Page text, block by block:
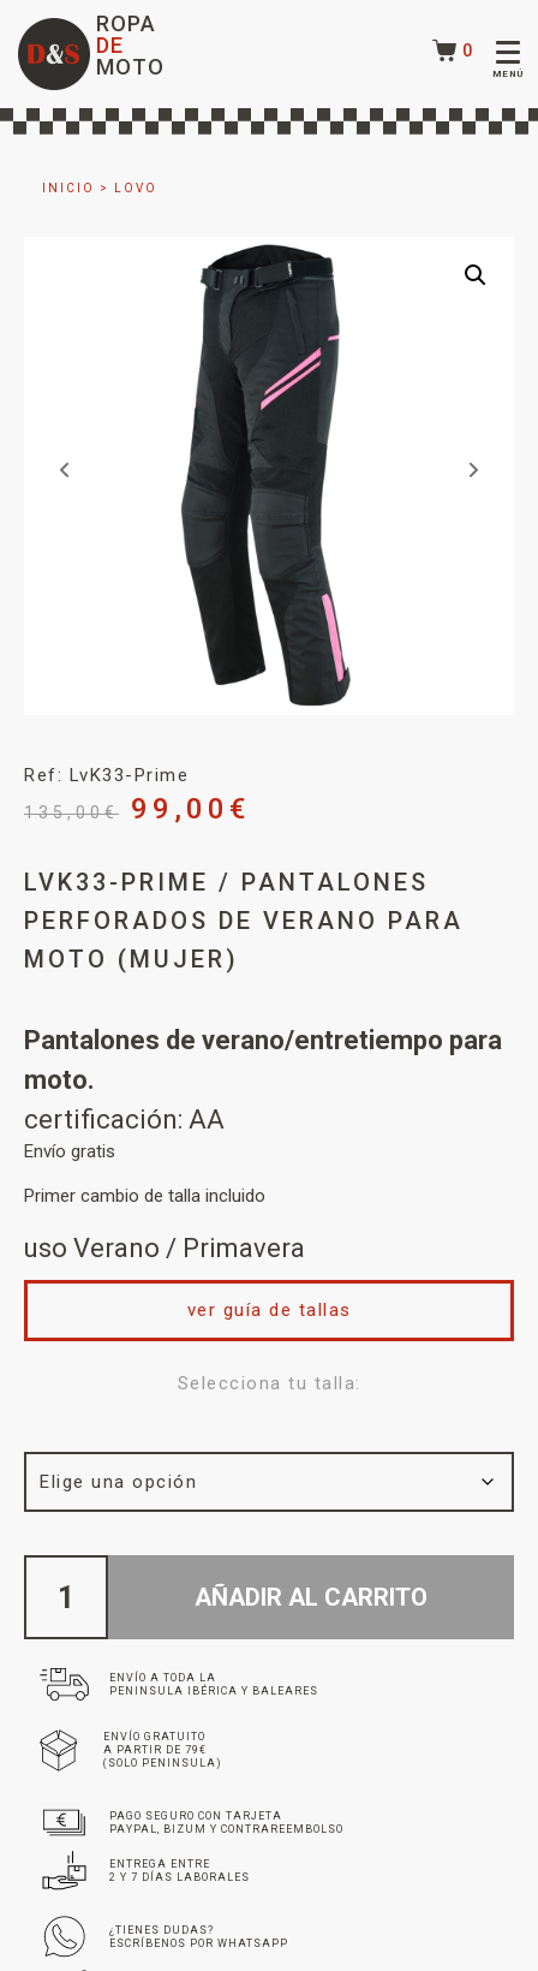
ROPA
DE
MOTO
0
INICIO > LOVO
Ref: LvK33-Prime
135,00€ 99,00 €
LVK33-PRIME / PANTALONES
PERFORADOS DE VERANO PARA
MOTO (MUJER)
Pantalones de verano/entretiempo para
moto.
certificación: AA
Envío gratis
Primer cambio de talla incluido
uso Verano / Primavera
Selecciona tu talla:
ver guía de tallas
AÑADIR AL CARRITO
ENVÍO A TODA LA
PENINSULA IBÉRICA Y BALEARES
ENVÍO GRATUITO
A PARTIR DE 79€
(SOLO PENINSULA)
PAGO SEGURO CON TARJETA
PAYPAL, BIZUM Y CONTRAREEMBOLSO
ENTREGA ENTRE
2 Y 7 DÍAS LABORALES
¿TIENES DUDAS?
ESCRÍBENOS POR WHATSAPP